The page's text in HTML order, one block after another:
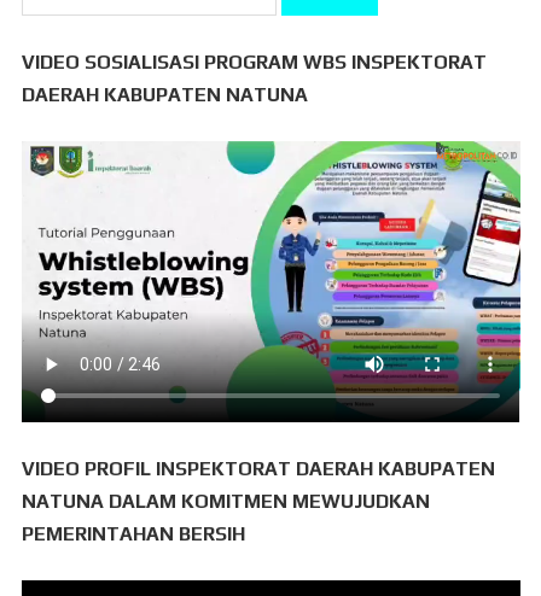
untuk:
VIDEO SOSIALISASI PROGRAM WBS INSPEKTORAT
DAERAH KABUPATEN NATUNA
VIDEO PROFIL INSPEKTORAT DAERAH KABUPATEN
NATUNA DALAM KOMITMEN MEWUJUDKAN
PEMERINTAHAN BERSIH